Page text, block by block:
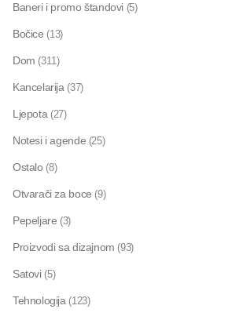
Baneri i promo štandovi (5)
Bočice (13)
Dom (311)
Kancelarija (37)
Ljepota (27)
Notesi i agende (25)
Ostalo (8)
Otvarači za boce (9)
Pepeljare (3)
Proizvodi sa dizajnom (93)
Satovi (5)
Tehnologija (123)